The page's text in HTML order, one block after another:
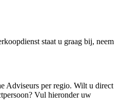
staat u graag bij, neem
Adviseurs per regio. Wilt u direct
Vul hieronder uw